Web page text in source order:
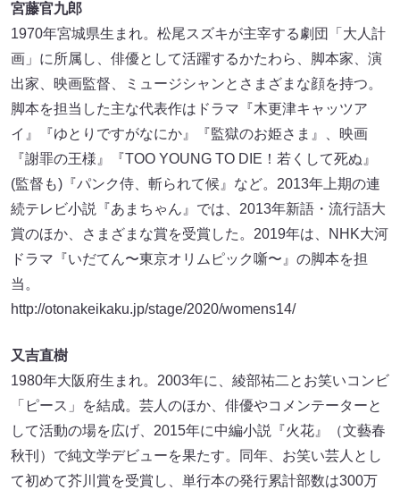
宮藤官九郎
1970年宮城県生まれ。松尾スズキが主宰する劇団「大人計
画」に所属し、俳優として活躍するかたわら、脚本家、演
出家、映画監督、ミュージシャンとさまざまな顔を持つ。
脚本を担当した主な代表作はドラマ『木更津キャッツア
イ』『ゆとりですがなにか』『監獄のお姫さま』、映画
『謝罪の王様』『TOO YOUNG TO DIE！若くして死ぬ』
(監督も)『パンク侍、斬られて候』など。2013年上期の連
続テレビ小説『あまちゃん』では、2013年新語・流行語大
賞のほか、さまざまな賞を受賞した。2019年は、NHK大河
ドラマ『いだてん〜東京オリムピック噺〜』の脚本を担
当。
http://otonakeikaku.jp/stage/2020/womens14/
又吉直樹
1980年大阪府生まれ。2003年に、綾部祐二とお笑いコンビ
「ピース」を結成。芸人のほか、俳優やコメンテーターと
して活動の場を広げ、2015年に中編小説『火花』（文藝春
秋刊）で純文学デビューを果たす。同年、お笑い芸人とし
て初めて芥川賞を受賞し、単行本の発行累計部数は300万